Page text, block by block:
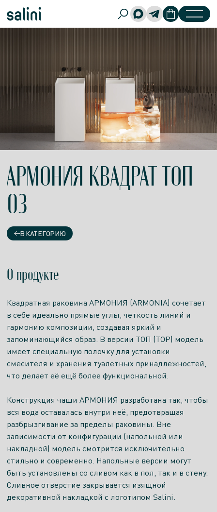
АРМОНИЯ КВАДРАТ ТОП
03
В КАТЕГОРИЮ
О продукте
Квадратная раковина АРМОНИЯ (ARMONIA) сочетает
в себе идеально прямые углы, четкость линий и
гармонию композиции, создавая яркий и
запоминающийся образ. В версии ТОП (TOP) модель
имеет специальную полочку для установки
смесителя и хранения туалетных принадлежностей,
что делает её ещё более функциональной.
Конструкция чаши АРМОНИЯ разработана так, чтобы
вся вода оставалась внутри неё, предотвращая
разбрызгивание за пределы раковины. Вне
зависимости от конфигурации (напольной или
накладной) модель смотрится исключительно
стильно и современно. Напольные версии могут
быть установлены со сливом как в пол, так и в стену.
Сливное отверстие закрывается изящной
декоративной накладкой с логотипом Salini.